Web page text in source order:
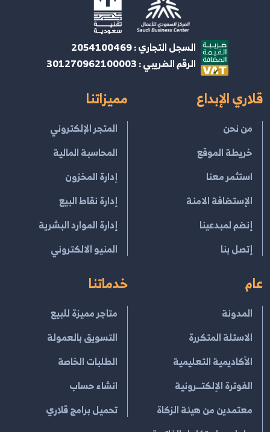
السجل التجاري : 2054100469
الرقم الضريبي : 301270962100003
قلاري الإبداع
من نحن
خريطة الموقع
استثمر معنا
الإستضافة الامنة
إنضم لمبدعينا
إتصل بنا
مميزاتنا
المتجر الإلكتروني
المحاسبة المالية
إدارة المخزون
إدارة نقاط البيع
إدارة الموارد البشرية
المنيو الالكتروني
عام
المدونة
الاسئلة المتكررة
الأكاديمية التعليمية
الفوترة الإلكتــرونية
معتمدين من هيئة الزكاة
خدماتنا
متاجر مميزة للبيع
التسويق بالعمولة
الطلبات الخاصة
انشاء حساب
تحميل برامج قلاري